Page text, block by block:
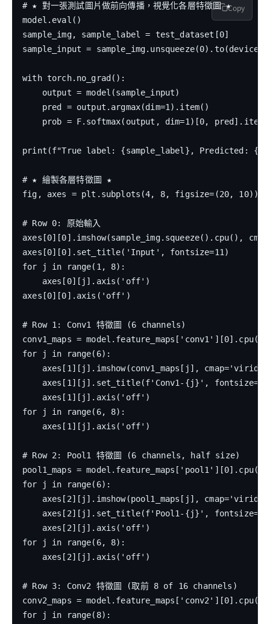
# ★ 對一張測試圖片做前向傳播，視覺化各層特徵圖 ★
model.eval()
sample_img, sample_label = test_dataset[0]
sample_input = sample_img.unsqueeze(0).to(device)
with torch.no_grad():
    output = model(sample_input)
    pred = output.argmax(dim=1).item()
prob = F.softmax(output, dim=1)[0,
print(f"True label: {sample_label}, Predicted:
# ★ 繪製各層特徵圖 ★
fig, axes = plt.subplots(4, 8, figsize=(20, 10))
# Row 0: 原始輸入
axes[0][0].imshow(sample_img.squeeze().cpu(),
axes[0][0].set_title('Input', fontsize=11)
for j in range(1, 8):
    axes[0][j].axis('off')
axes[0][0].axis('off')
# Row 1: Conv1 特徵圖 (6 channels)
conv1_maps = model.feature_maps['conv1'][0].cpu()
for j in range(6):
axes[1][j].imshow(conv1_maps[j],
axes[1][j].set_title(f'Conv1-{j}',
    axes[1][j].axis('off')
for j in range(6, 8):
    axes[1][j].axis('off')
# Row 2: Pool1 特徵圖 (6 channels, half size)
pool1_maps = model.feature_maps['pool1'][0].cpu()
for j in range(6):
axes[2][j].imshow(pool1_maps[j],
axes[2][j].set_title(f'Pool1-{j}',
    axes[2][j].axis('off')
for j in range(6, 8):
    axes[2][j].axis('off')
# Row 3: Conv2 特徵圖 (取前 8 of 16 channels)
conv2_maps = model.feature_maps['conv2'][0].cpu()
for j in range(8):
Copy